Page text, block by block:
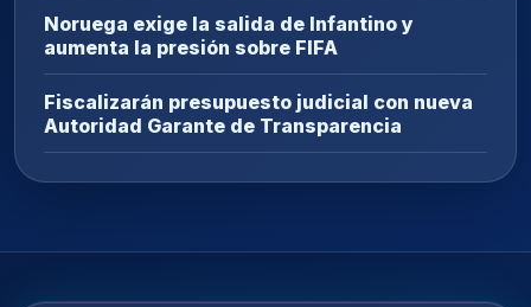
Noruega exige la salida de Infantino y
aumenta la presión sobre FIFA
Fiscalizarán presupuesto judicial con nueva
Autoridad Garante de Transparencia